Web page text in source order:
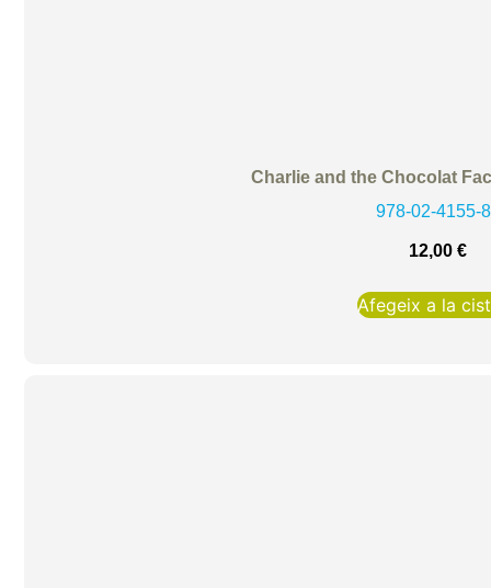
Charlie and the Chocolat
978-02-4155-
12,00€
Afegeix a la